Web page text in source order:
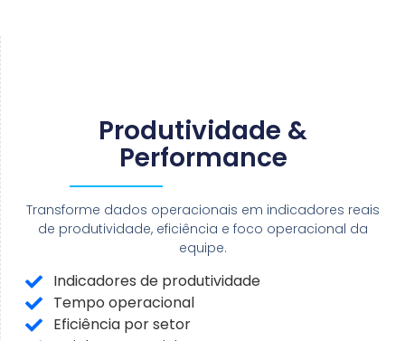
Produtividade &
Performance
Transforme dados operacionais em indicadores reais
de produtividade, eficiência e foco operacional da
equipe.
Indicadores de produtividade
Tempo operacional
Eficiência por setor